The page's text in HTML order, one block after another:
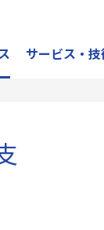
サービス・